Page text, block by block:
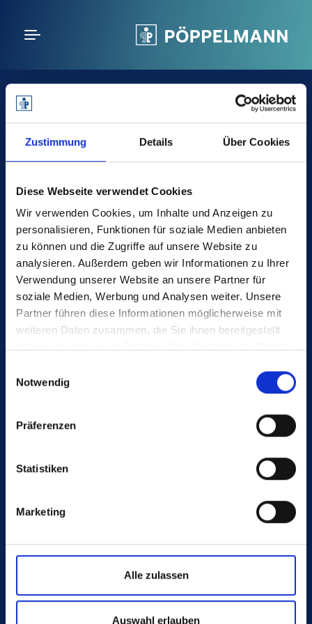
Zustimmung Details Über Cookies
Diese Webseite verwendet Cookies
Wir verwenden Cookies, um Inhalte und Anzeigen zu
personalisieren, Funktionen für soziale Medien anbieten
zu können und die Zugriffe auf unsere Website zu
analysieren. Außerdem geben wir Informationen zu Ihrer
Verwendung unserer Website an unsere Partner für
soziale Medien, Werbung und Analysen weiter. Unsere
Partner führen diese Informationen möglicherweise mit
weiteren Daten zusammen, die Sie ihnen bereitgestellt
Notwendig
Präferenzen
Statistiken
Marketing
Alle zulassen
Auswahl erlauben
JETZT.
FOLGEN.
poeppelmann.com
Pöppelmann GmbH & Co. KG
Kunststoffwerk – Werkzeugbau
Bakumer Str. 73
49393 Lohne
Deutschland
info@poeppelmann.com